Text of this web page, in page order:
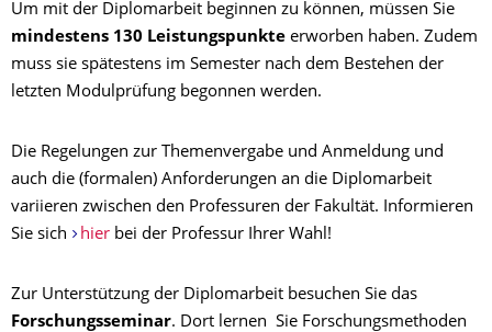
Um mit der Diplomarbeit beginnen zu können, müssen Sie
mindestens 130 Leistungspunkte erworben haben. Zudem
muss sie spätestens im Semester nach dem Bestehen der
letzten Modulprüfung begonnen werden.
Die Regelungen zur Themenvergabe und Anmeldung und
auch die (formalen) Anforderungen an die Diplomarbeit
variieren zwischen den Professuren der Fakultät. Informieren
Sie sich
hierbei der Professur Ihrer Wahl!
Zur Unterstützung der Diplomarbeit besuchen Sie das
Forschungsseminar. Dort lernen Sie Forschungsmethoden